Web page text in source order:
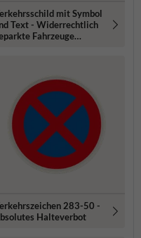
mit Symbol
Text - Widerrechtlich
Fahrzeuge
283-50 -
Halteverbot